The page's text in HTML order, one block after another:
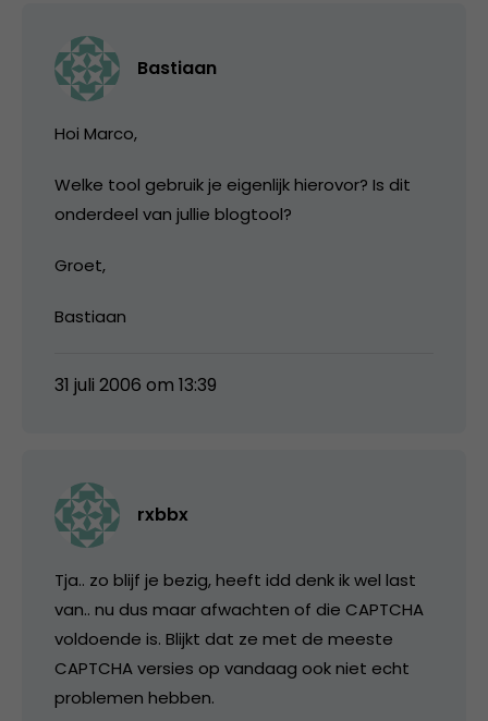
Bastiaan
Hoi Marco,
Welke tool gebruik je eigenlijk hierovor? Is dit
onderdeel van jullie blogtool?
Groet,
Bastiaan
31 juli 2006 om 13:39
rxbbx
Tja.. zo blijf je bezig, heeft idd denk ik wel last
van.. nu dus maar afwachten of die CAPTCHA
voldoende is. Blijkt dat ze met de meeste
CAPTCHA versies op vandaag ook niet echt
problemen hebben.